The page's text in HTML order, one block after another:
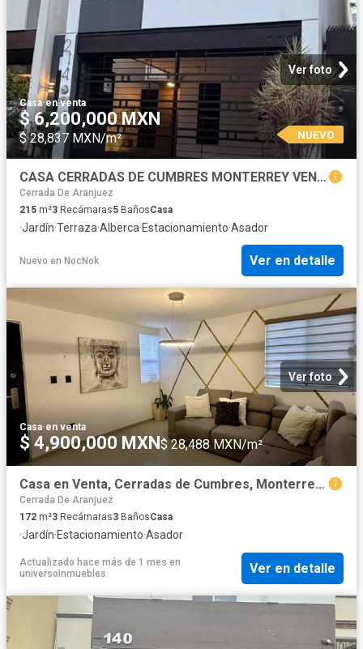
Ver foto
Casa·en venta
$ 6,200,000 MXN
$ 28,837 MXN/m² NUEVO
CASA CERRADAS DE CUMBRES MONTERREY VENTA
Cerrada De Aranjuez
215 m²3 Recámaras5 BañosCasa
·Jardín·Terraza·Alberca·Estacionamiento·Asador
Nuevo en NocNok Ver en detalle
Ver foto
Casa·en venta
$ 4,900,000 MXN $ 28,488 MXN/m²
Casa en Venta, Cerradas de Cumbres, Monterrey NL
Cerrada De Aranjuez
172 m²3 Recámaras3 BañosCasa
·Jardín·Estacionamiento·Asador
Actualizado hace más de 1 mes en
universoInmuebles
Ver en detalle